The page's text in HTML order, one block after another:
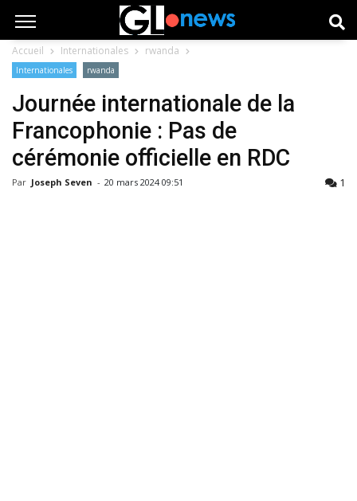
Accueil Internationales rwanda
Internationales rwanda
Journée internationale de la
Francophonie : Pas de
cérémonie officielle en RDC
Par Joseph Seven - 20 mars 2024 09:51 1